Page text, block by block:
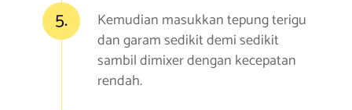
5.
Kemudian masukkan tepung terigu
dan garam sedikit demi sedikit
sambil dimixer dengan kecepatan
rendah.